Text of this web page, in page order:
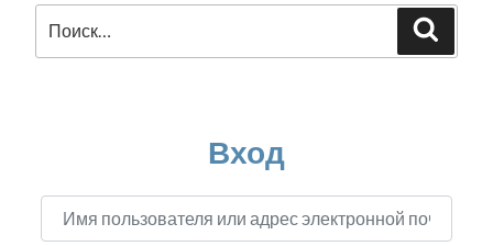
Вход
Имя пользователя или адрес электронной почты